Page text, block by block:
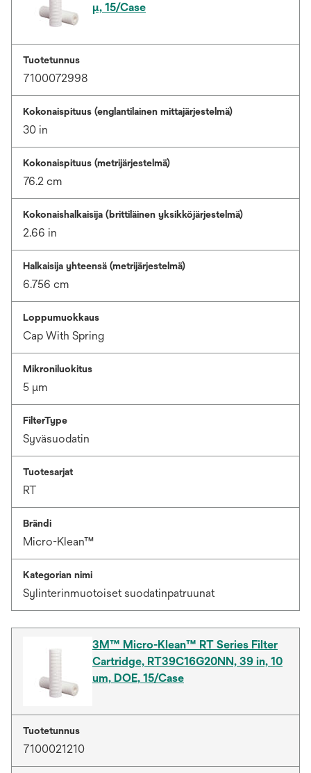
µ, 15/Case
Tuotetunnus
7100072998
Kokonaispituus (englantilainen mittajärjestelmä)
30 in
Kokonaispituus (metrijärjestelmä)
76.2 cm
Kokonaishalkaisija (brittiläinen yksikköjärjestelmä)
2.66 in
Halkaisija yhteensä (metrijärjestelmä)
6.756 cm
Loppumuokkaus
Cap With Spring
Mikroniluokitus
5 μm
FilterType
Syväsuodatin
Tuotesarjat
RT
Brändi
Micro-Klean™
Kategorian nimi
Sylinterinmuotoiset suodatinpatruunat
3M™ Micro-Klean™ RT Series Filter
Cartridge, RT39C16G20NN, 39 in, 10
um, DOE, 15/Case
Tuotetunnus
7100021210